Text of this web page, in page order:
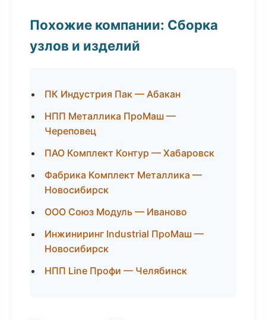
Похожие компании: Сборка
узлов и изделий
ПК Индустрия Пак — Абакан
НПП Металлика ПроМаш —
Череповец
ПАО Комплект Контур — Хабаровск
Фабрика Комплект Металлика —
Новосибирск
ООО Союз Модуль — Иваново
Инжиниринг Industrial ПроМаш —
Новосибирск
НПП Line Профи — Челябинск